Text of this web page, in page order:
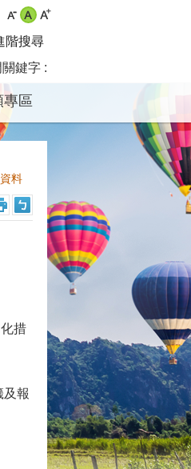
階搜尋
鍵字
專區
料
措
報